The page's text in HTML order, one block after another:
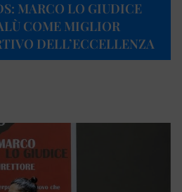
MARCO LO GIUDICE
COME MIGLIOR
DELL’ECCELLENZA